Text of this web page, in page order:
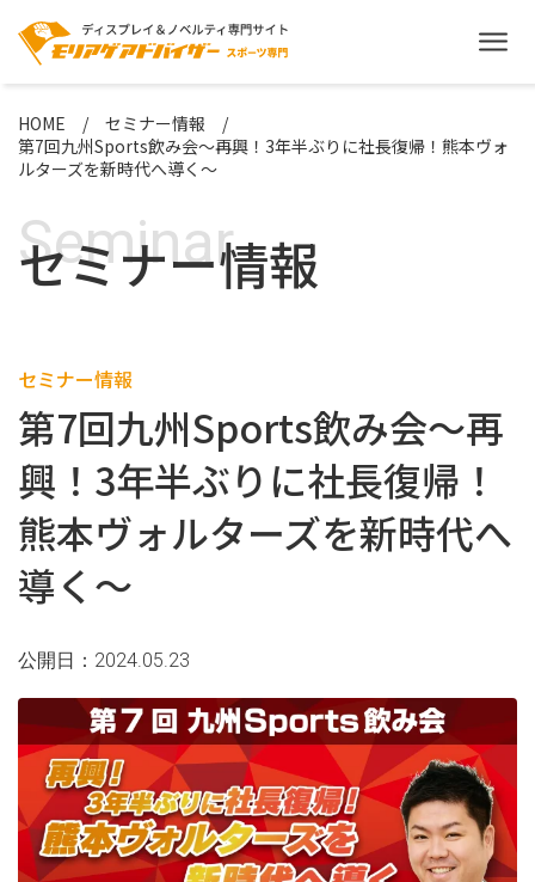
HOME
セミナー情報
第7回九州Sports飲み会～再興！3年半ぶりに社長復帰！熊本ヴォ
ルターズを新時代へ導く～
セミナー情報
Seminar
セミナー情報
第7回九州Sports飲み会～再
興！3年半ぶりに社長復帰！
熊本ヴォルターズを新時代へ
導く～
公開日：2024.05.23